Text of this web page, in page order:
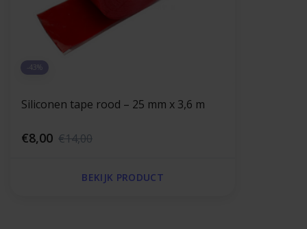
-43%
Siliconen tape rood – 25 mm x 3,6 m
€8,00 €14,00
BEKIJK PRODUCT